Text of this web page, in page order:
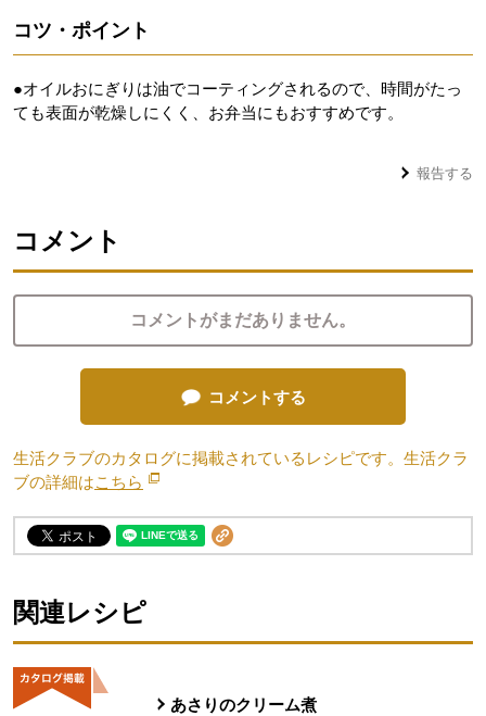
コツ・ポイント
●オイルおにぎりは油でコーティングされるので、時間がたっ
ても表面が乾燥しにくく、お弁当にもおすすめです。
報告する
コメント
コメントがまだありません。
コメントする
生活クラブのカタログに掲載されているレシピです。生活クラ
ブの詳細はこちら 別のウィンドウで開きます。
関連レシピ
あさりのクリーム煮